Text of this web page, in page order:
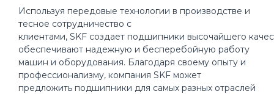
Используя передовые технологии в производстве и
тесное сотрудничество с
клиентами, SKF создает подшипники высочайшего
обеспечивают надежную и бесперебойную работу
машин и оборудования. Благодаря своему опыту и
профессионализму, компания SKF может
предложить подшипники для самых разных отраслей